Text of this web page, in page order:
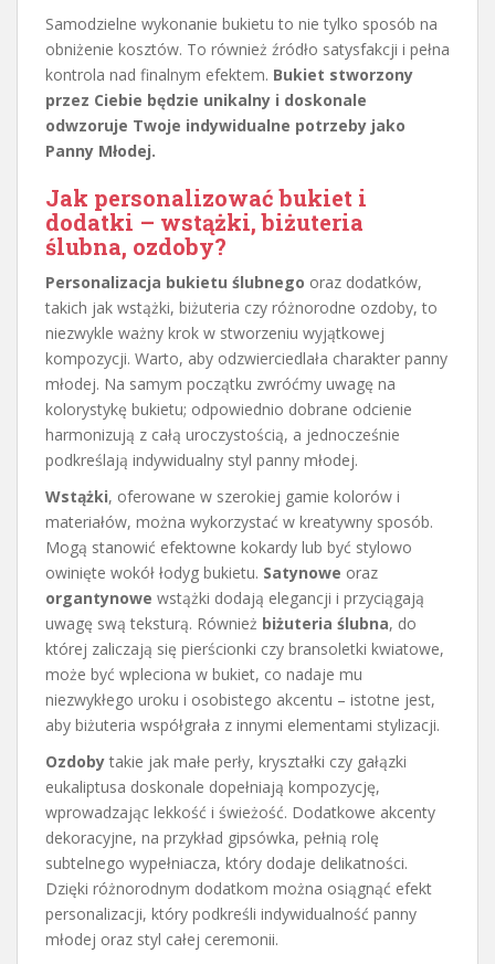
Samodzielne wykonanie bukietu to nie tylko sposób na
obniżenie kosztów. To również źródło satysfakcji i pełna
kontrola nad finalnym efektem. Bukiet stworzony
przez Ciebie będzie unikalny i doskonale
odwzoruje Twoje indywidualne potrzeby jako
Panny Młodej.
Jak personalizować bukiet i
dodatki – wstążki, biżuteria
ślubna, ozdoby?
Personalizacja bukietu ślubnego oraz dodatków,
takich jak wstążki, biżuteria czy różnorodne ozdoby, to
niezwykle ważny krok w stworzeniu wyjątkowej
kompozycji. Warto, aby odzwierciedlała charakter panny
młodej. Na samym początku zwróćmy uwagę na
kolorystykę bukietu; odpowiednio dobrane odcienie
harmonizują z całą uroczystością, a jednocześnie
podkreślają indywidualny styl panny młodej.
Wstążki, oferowane w szerokiej gamie kolorów i
materiałów, można wykorzystać w kreatywny sposób.
Mogą stanowić efektowne kokardy lub być stylowo
owinięte wokół łodyg bukietu. Satynowe oraz
organtynowe wstążki dodają elegancji i przyciągają
uwagę swą teksturą. Również biżuteria ślubna, do
której zaliczają się pierścionki czy bransoletki kwiatowe,
może być wpleciona w bukiet, co nadaje mu
niezwykłego uroku i osobistego akcentu – istotne jest,
aby biżuteria współgrała z innymi elementami stylizacji.
Ozdoby takie jak małe perły, kryształki czy gałązki
eukaliptusa doskonale dopełniają kompozycję,
wprowadzając lekkość i świeżość. Dodatkowe akcenty
dekoracyjne, na przykład gipsówka, pełnią rolę
subtelnego wypełniacza, który dodaje delikatności.
Dzięki różnorodnym dodatkom można osiągnąć efekt
personalizacji, który podkreśli indywidualność panny
młodej oraz styl całej ceremonii.